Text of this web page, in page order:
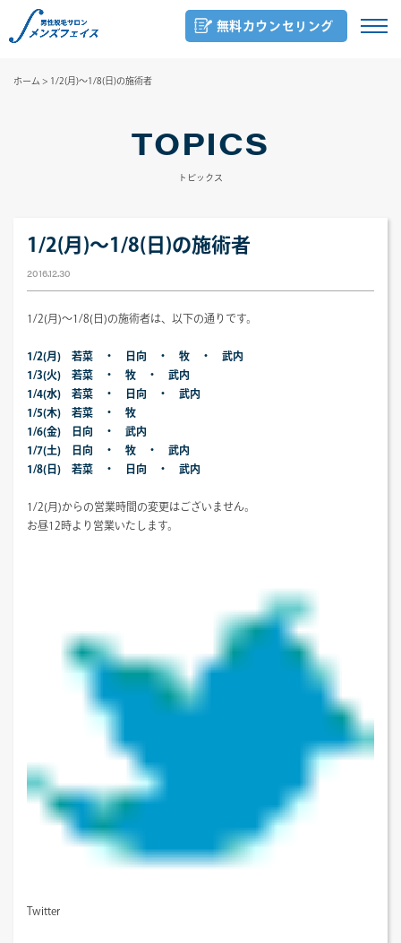
無料カウンセリング
ホーム > 1/2(月)～1/8(日)の施術者
TOPICS
トピックス
1/2(月)～1/8(日)の施術者
2016.12.30
1/2(月)～1/8(日)の施術者は、以下の通りです。
1/2(月) 若菜 ・ 日向 ・ 牧 ・ 武内
1/3(火) 若菜 ・ 牧 ・ 武内
1/4(水) 若菜 ・ 日向 ・ 武内
1/5(木) 若菜 ・ 牧
1/6(金) 日向 ・ 武内
1/7(土) 日向 ・ 牧 ・ 武内
1/8(日) 若菜 ・ 日向 ・ 武内
1/2(月)からの営業時間の変更はございません。
お昼12時より営業いたします。
Twitter